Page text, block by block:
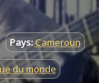
Pays:Cameroun
du monde